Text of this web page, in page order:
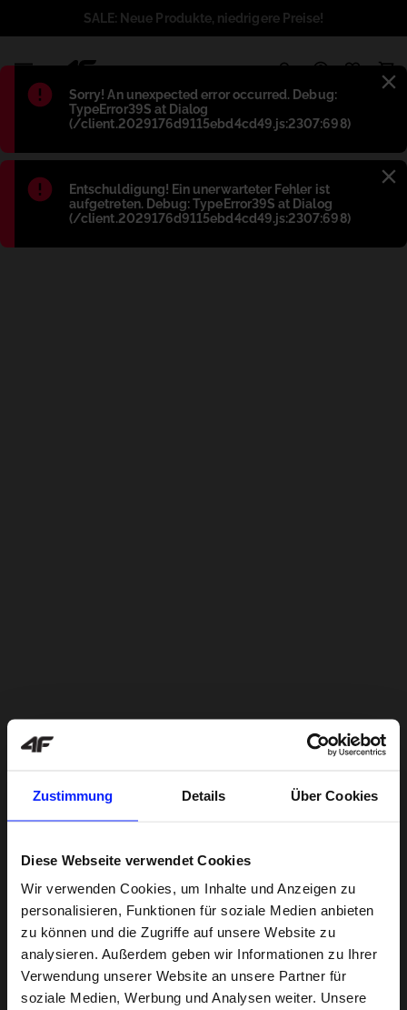
Zustimmung Details Über Cookies
Diese Webseite verwendet Cookies
Wir verwenden Cookies, um Inhalte und Anzeigen zu
personalisieren, Funktionen für soziale Medien anbieten
zu können und die Zugriffe auf unsere Website zu
analysieren. Außerdem geben wir Informationen zu Ihrer
Verwendung unserer Website an unsere Partner für
soziale Medien, Werbung und Analysen weiter. Unsere
Błąd:
Sorry! An unexpected error occurred. Debug:
TypeError39S at Dialog
(/client.2029176d9115ebd4cd49.js:2307:698)
Błąd:
Entschuldigung! Ein unerwarteter Fehler ist
aufgetreten. Debug: TypeError39S at Dialog
(/client.2029176d9115ebd4cd49.js:2307:698)
SALE: Neue Produkte, niedrigere Preise!